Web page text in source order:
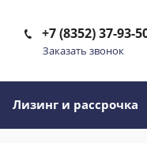
+7 (8352) 37-93-
Заказать звонок
Лизинг и рассрочка